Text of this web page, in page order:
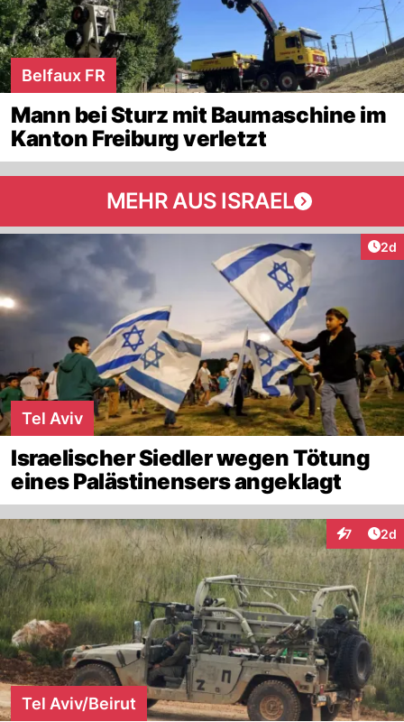
Belfaux FR
Mann bei Sturz mit Baumaschine im
Kanton Freiburg verletzt
MEHR AUS ISRAEL
2d
Tel Aviv
Israelischer Siedler wegen Tötung
eines Palästinensers angeklagt
7 2d
Tel Aviv/Beirut